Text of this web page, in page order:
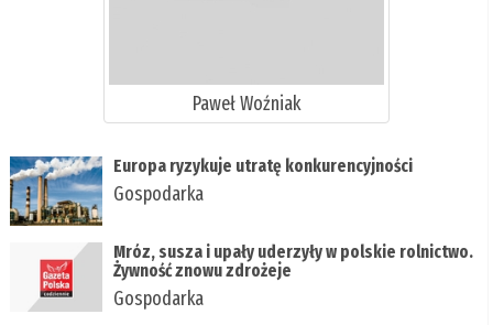
Paweł Woźniak
Europa ryzykuje utratę konkurencyjności
Gospodarka
Mróz, susza i upały uderzyły w polskie rolnictwo.
Żywność znowu zdrożeje
Gospodarka